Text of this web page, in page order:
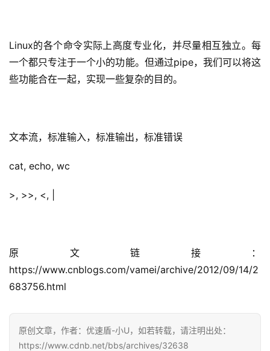
Linux的各个命令实际上高度专业化，并尽量相互独立。每
一个都只专注于一个小的功能。但通过pipe，我们可以将这
些功能合在一起，实现一些复杂的目的。
文本流，标准输入，标准输出，标准错误
cat, echo, wc
>, >>, <, |
原文链接：
https://www.cnblogs.com/vamei/archive/2012/09/14/2
683756.html
原创文章，作者：优速盾-小U，如若转载，请注明出处：
https://www.cdnb.net/bbs/archives/32638